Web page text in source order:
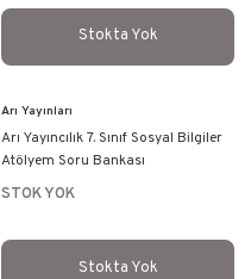
Stokta Yok
Arı Yayınları
Arı Yayıncılık 7. Sınıf Sosyal Bilgiler
Atölyem Soru Bankası
STOK YOK
Stokta Yok